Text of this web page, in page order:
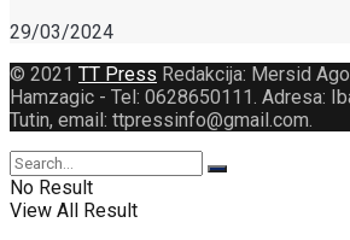
29/03/2024
© 2021 TT Press Redakcija: Mersid
Hamzagic - Tel: 0628650111. Adresa:
Tutin, email: ttpressinfo@gmail.com.
No Result
View All Result